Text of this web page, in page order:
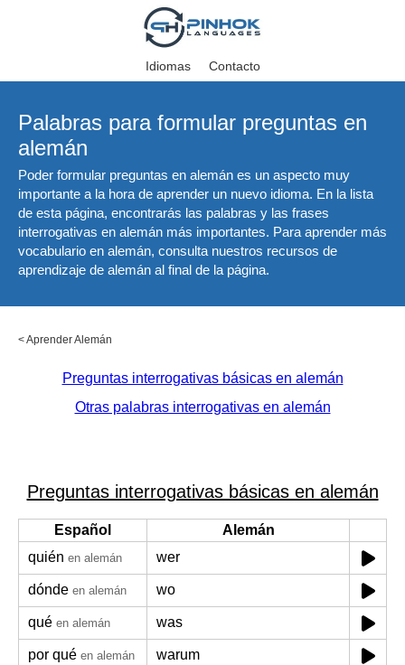
Idiomas Contacto
Palabras para formular preguntas en
alemán
Poder formular preguntas en alemán es un aspecto muy
importante a la hora de aprender un nuevo idioma. En la lista
de esta página, encontrarás las palabras y las frases
interrogativas en alemán más importantes. Para aprender más
vocabulario en alemán, consulta nuestros recursos de
aprendizaje de alemán al final de la página.
<Aprender Alemán
Preguntas interrogativas básicas en alemán
Otras palabras interrogativas en alemán
Preguntas interrogativas básicas en alemán
Español
Alemán
quién en alemán wer
dónde en alemán wo
qué en alemán was
por qué en alemán warum